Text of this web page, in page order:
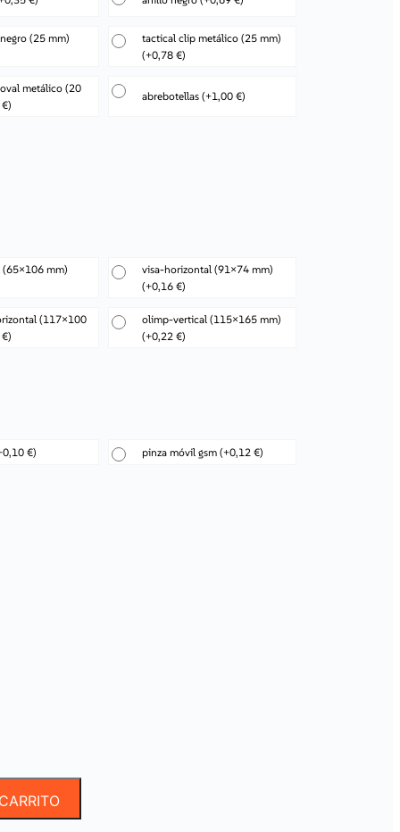
(25 mm)
tactical clip metálico (25 mm)
(+0,78 €)
metálico (20
abrebotellas (+1,00 €)
mm)
visa-horizontal (91×74 mm)
(+0,16 €)
(117×100
olimp-vertical (115×165 mm)
(+0,22 €)
€) pinza móvil gsm (+0,12 €)